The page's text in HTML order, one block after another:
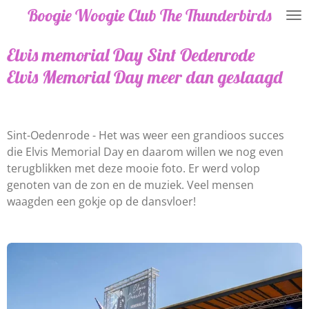
naar
de
hoofdinhoud
Boogie Woogie Club The Thunderbirds
Elvis memorial Day Sint Oedenrode
Elvis Memorial Day meer dan geslaagd
Sint-Oedenrode - Het was weer een grandioos succes
die Elvis Memorial Day en daarom willen we nog even
terugblikken met deze mooie foto. Er werd volop
genoten van de zon en de muziek. Veel mensen
waagden een gokje op de dansvloer!